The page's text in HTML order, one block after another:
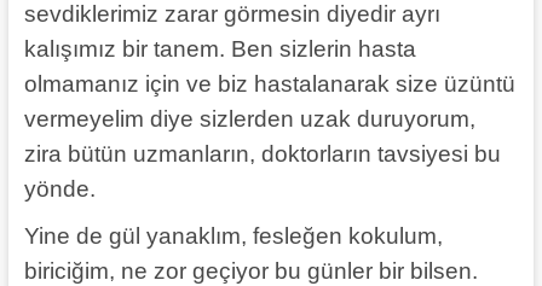
sevdiklerimiz zarar görmesin diyedir ayrı
kalışımız bir tanem. Ben sizlerin hasta
olmamanız için ve biz hastalanarak size üzüntü
vermeyelim diye sizlerden uzak duruyorum,
zira bütün uzmanların, doktorların tavsiyesi bu
yönde.
Yine de gül yanaklım, fesleğen kokulum,
biriciğim, ne zor geçiyor bu günler bir bilsen.